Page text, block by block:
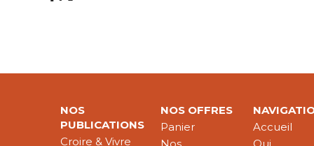
NOS
PUBLICATIONS
Croire & Vivre
NOS OFFRES
Panier
Accueil